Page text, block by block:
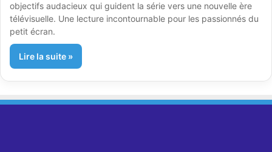
objectifs audacieux qui guident la série vers une nouvelle ère
télévisuelle. Une lecture incontournable pour les passionnés du
petit écran.
Lire la suite »